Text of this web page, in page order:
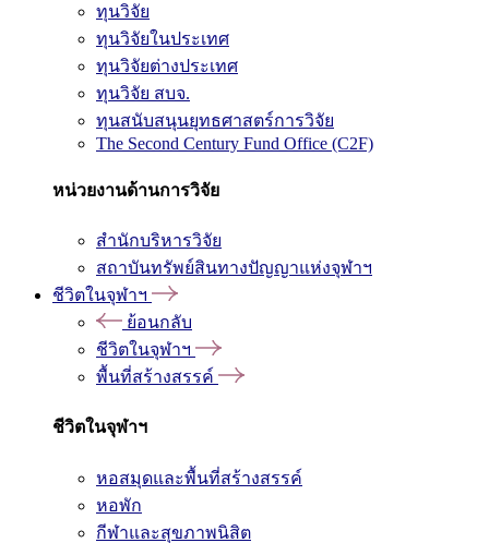
ทุนวิจัย
ทุนวิจัยในประเทศ
ทุนวิจัยต่างประเทศ
ทุนวิจัย สบจ.
ทุนสนับสนุนยุทธศาสตร์การวิจัย
The Second Century Fund Office (C2F)
หน่วยงานด้านการวิจัย
สำนักบริหารวิจัย
สถาบันทรัพย์สินทางปัญญาแห่งจุฬาฯ
ชีวิตในจุฬาฯ
ย้อนกลับ
ชีวิตในจุฬาฯ
พื้นที่สร้างสรรค์
ชีวิตในจุฬาฯ
หอสมุดและพื้นที่สร้างสรรค์
หอพัก
กีฬาและสุขภาพนิสิต